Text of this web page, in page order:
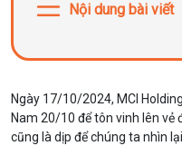
Nội dung bài viết
Ngày 17/10/2024, MCI
Nam 20/10 để tôn vinh lên vẻ
cũng là dịp để chúng ta nhìn